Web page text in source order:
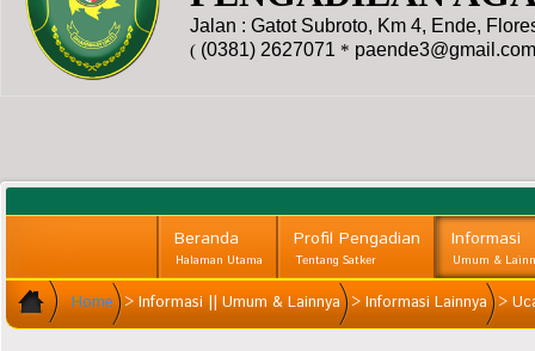
Jalan : Gatot Subroto, Km 4, Ende,
( (0381) 2627071 * paende3@gmail.com
Beranda
Halaman Utama
Profil Pengadian
Tentang Satker
Informasi
Umum &
Home >Informasi || Umum & Lainnya >Informasi Lainnya >